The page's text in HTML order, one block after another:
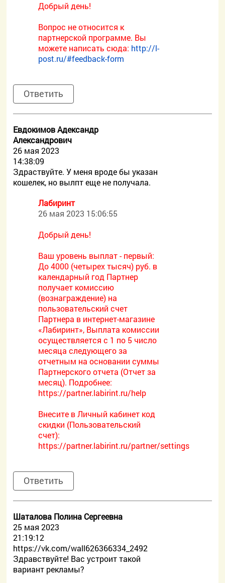
Добрый день!
Вопрос не относится к
партнерской программе. Вы
можете написать сюда: http://l-
post.ru/#feedback-form
Ответить
Евдокимов Адександр
Александрович
26 мая 2023
14:38:09
Здраствуйте. У меня вроде бы указан
кошелек, но вылпт еще не получала.
Лабиринт
26 мая 2023 15:06:55
Добрый день!
Ваш уровень выплат - первый:
До 4000 (четырех тысяч) руб. в
календарный год Партнер
получает комиссию
(вознаграждение) на
пользовательский счет
Партнера в интернет-магазине
«Лабиринт», Выплата комиссии
осуществляется с 1 по 5 число
месяца следующего за
отчетным на основании суммы
Партнерского отчета (Отчет за
месяц). Подробнее:
https://partner.labirint.ru/help
Внесите в Личный кабинет код
скидки (Пользовательский
счет):
https://partner.labirint.ru/partner/settings
Ответить
Шаталова Полина Сергеевна
25 мая 2023
21:19:12
https://vk.com/wall626366334_2492
Здравствуйте! Вас устроит такой
вариант рекламы?